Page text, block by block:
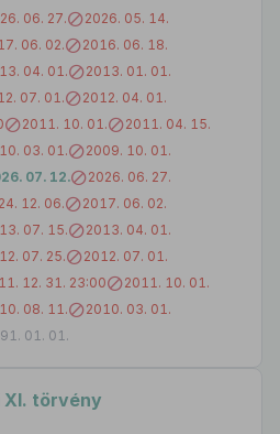
06. 27.
2026. 05. 14.
06. 02.
2016. 06. 18.
04. 01.
2013. 01. 01.
07. 01.
2012. 04. 01.
2011. 10. 01.
2011. 04. 15.
03. 01.
2009. 10. 01.
07. 12.
2026. 06. 27.
12. 06.
2017. 06. 02.
07. 15.
2013. 04. 01.
07. 25.
2012. 07. 01.
12. 31. 23:00
2011. 10. 01.
08. 11.
2010. 03. 01.
01. 01.
XI. törvény